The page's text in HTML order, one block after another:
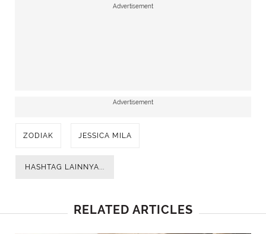
Advertisement
Advertisement
ZODIAK JESSICA MILA
HASHTAG LAINNYA...
RELATED ARTICLES